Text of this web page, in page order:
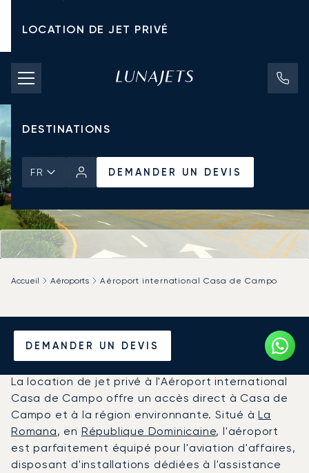
LOCATION DE JET PRIVÉ
TARIFS D'AFFRÈTEMENT
JETS PRIVÉS
DESTINATIONS
FR DEMANDER UN DEVIS
DEMANDER UN DEVIS
Accueil Aéroports Aéroport international Casa de Campo
Louer un Jet Privé de/vers
l'Aéroport Casa de Campo
La location de jet privé à l'Aéroport international
Casa de Campo offre un accès direct à Casa de
Campo et à la région environnante. Situé àLa
Romana, en République Dominicaine, l'aéroport
est parfaitement équipé pour l'aviation d'affaires,
disposant d'installations dédiées à l'assistance